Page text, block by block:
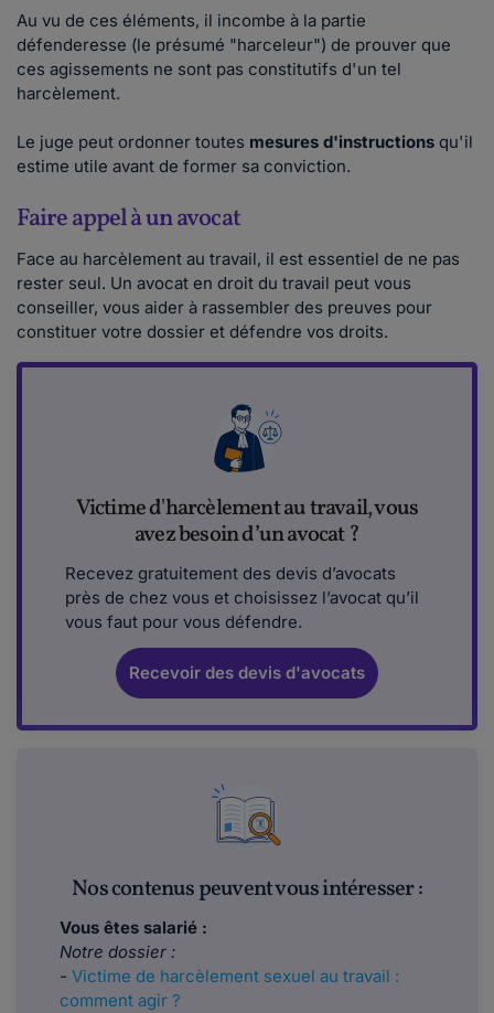
Au vu de ces éléments, il incombe à la partie
défenderesse (le présumé "harceleur") de prouver que
ces agissements ne sont pas constitutifs d'un tel
harcèlement.
Le juge peut ordonner toutes mesures d'instructions qu'il
estime utile avant de former sa conviction.
Faire appel à un avocat
Face au harcèlement au travail, il est essentiel de ne pas
rester seul. Un avocat en droit du travail peut vous
conseiller, vous aider à rassembler des preuves pour
constituer votre dossier et défendre vos droits.
Victime d'harcèlement au travail, vous
avez besoin d’un avocat ?
Recevez gratuitement des devis d’avocats
près de chez vous et choisissez l’avocat qu’il
vous faut pour vous défendre.
Recevoir des devis d'avocats
Nos contenus peuvent vous intéresser :
Vous êtes salarié :
Notre dossier :
- Victime de harcèlement sexuel au travail :
comment agir ?